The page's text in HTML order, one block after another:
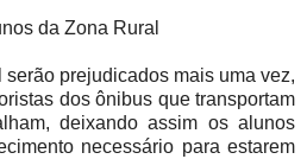
da Zona Rural
prejudicados mais uma vez,
dos ônibus que transportam
deixando assim os alunos
necessário para estarem